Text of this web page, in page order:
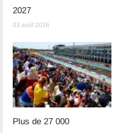
2027
03 août 2026
Plus de 27 000